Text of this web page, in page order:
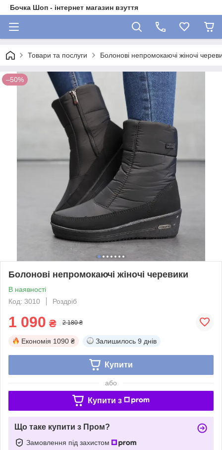
Бочка Шоп - інтернет магазин взуття
Товари та послуги Болонові непромокаючі жіночі
–50%
Болонові непромокаючі жіночі черевики
В наявності
Код: 3010
Роздріб
1 090 ₴ 2 180 ₴
Економія 1090 ₴ Залишилось 9 днів
Купити
або
Купити з
Що таке купити з Пром?
Замовлення під захистом